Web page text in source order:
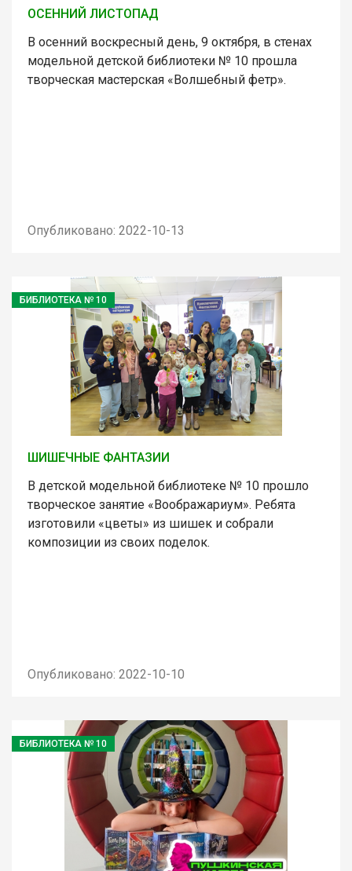
ОСЕННИЙ ЛИСТОПАД
В осенний воскресный день, 9 октября, в стенах
модельной детской библиотеки № 10 прошла
творческая мастерская «Волшебный фетр».
Опубликовано: 2022-10-13
БИБЛИОТЕКА № 10
ШИШЕЧНЫЕ ФАНТАЗИИ
В детской модельной библиотеке № 10 прошло
творческое занятие «Воображариум». Ребята
изготовили «цветы» из шишек и собрали
композиции из своих поделок.
Опубликовано: 2022-10-10
БИБЛИОТЕКА № 10